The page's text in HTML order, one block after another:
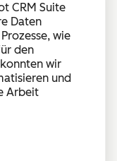
CRM Suite
Daten
wie
den
wir
und
Arbeit